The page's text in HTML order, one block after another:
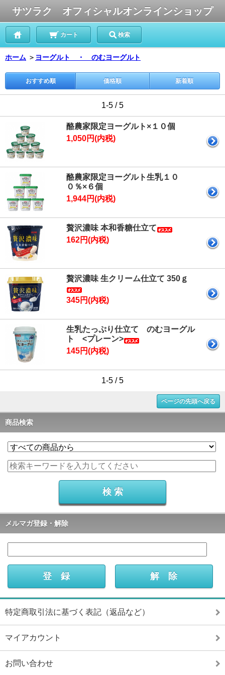
サツラク オフィシャルオンラインショップ
カート 検索
ホーム ＞ ヨーグルト ・ のむヨーグルト
おすすめ順 価格順 新着順
1-5 / 5
酪農家限定ヨーグルト×１０個
1,050円(内税)
酪農家限定ヨーグルト生乳１０
０％×６個
1,944円(内税)
贅沢濃味 本和香糖仕立て
162円(内税)
贅沢濃味 生クリーム仕立て 350ｇ
345円(内税)
生乳たっぷり仕立て のむヨーグル
ト <プレーン>
145円(内税)
1-5 / 5
ページの先頭へ戻る
商品検索
メルマガ登録・解除
特定商取引法に基づく表記（返品など）
マイアカウント
お問い合わせ